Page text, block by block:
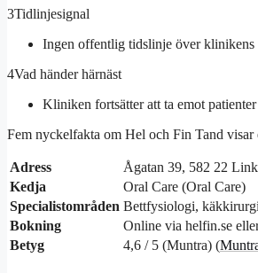
3Tidlinjesignal
Ingen offentlig tidslinje över
4Vad händer härnäst
Kliniken fortsätter att ta emot
Fem nyckelfakta om Hel och Fin Tand
Adress
Ågatan 39, 582 22
Kedja
Oral Care (Oral Care)
Specialistområden Bettfysiologi,
Bokning
Online via helfin.se
Betyg
4,6 / 5 (Muntra) (